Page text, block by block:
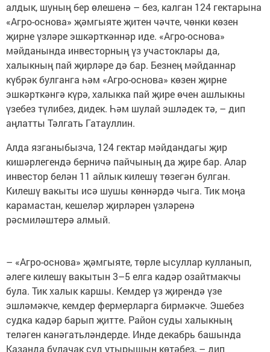
алдык, шуның бер өлешенә – без, калган 124 гектарына
«Агро-основа» җәмгыяте җитен чәчте, чөнки көзен
җирне үзләре эшкәрткәннәр иде. «Агро-основа»
мәйданында инвесторның үз участоклары да,
халыкның пай җирләре дә бар. Безнең мәйданнар
күбрәк булганга һәм «Агро-основа» көзен җирне
эшкәрткәнгә күрә, халыкка пай җире өчен ашлыкны
үзебез түлибез, дидек. Һәм шулай эшләдек тә, – дип
аңлатты Тәлгать Гатауллин.
Алда язганыбызча, 124 гектар мәйдандагы җир
кишәрлегендә берничә пайчының да җире бар. Алар
инвестор белән 11 айлык килешү төзегән булган.
Килешү вакыты исә шушы көннәрдә чыга. Тик моңа
карамастан, кешеләр җирләрен үзләренә
рәсмиләштерә алмый.
– «Агро-основа» җәмгыяте, төрле ысуллар кулланып,
әлеге килешү вакытын 3–5 елга кадәр озайтмакчы
була. Тик халык каршы. Кемдер үз җирендә үзе
эшләмәкче, кемдер фермерларга бирмәкче. Эшебез
судка кадәр барып җитте. Район суды халыкның
теләген канәгатьләндерде. Инде декабрь башында
Казанда булачак суд утырышын көтәбез, – дип